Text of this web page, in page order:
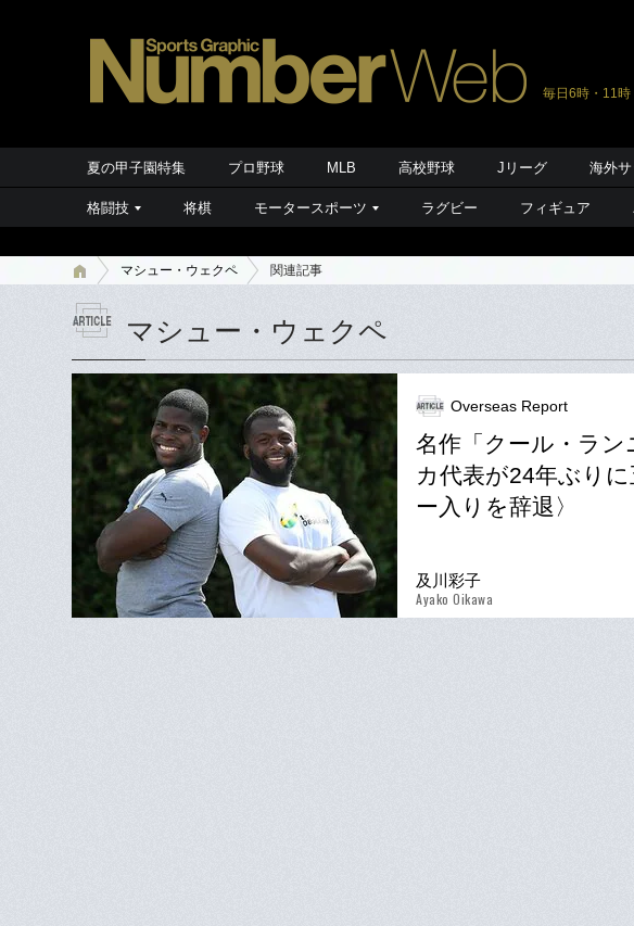
毎日6時・11
夏の甲子園特集 プロ野球 MLB 高校野球 Jリーグ 海外
格闘技 将棋 モータースポーツ ラグビー フィギュア
マシュー・ウェクペ 関連記事
マシュー・ウェクペ
Overseas Report
名作「クール・ラ
カ代表が24年ぶり
ー入りを辞退〉
及川彩子
Ayako Oikawa